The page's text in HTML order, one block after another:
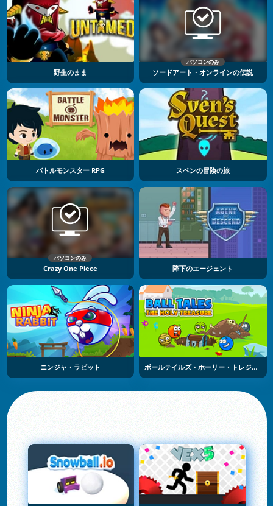
野生のまま
パソコンのみ
ソードアート・オンラインの伝説
バトルモンスター RPG スベンの冒険の旅
パソコンのみ
Crazy One Piece 降下のエージェント
ニンジャ・ラビット ボールテイルズ・ホーリー・トレジャー